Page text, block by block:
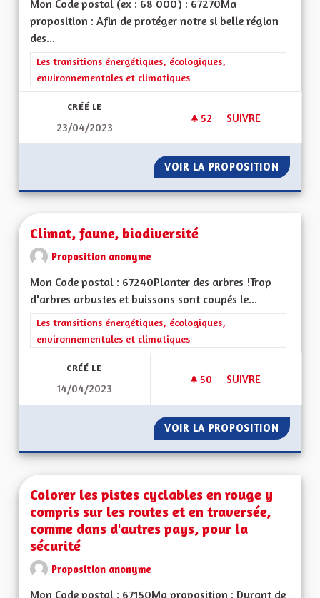
Mon Code postal (ex : 68 000) : 67270Ma
proposition : Afin de protéger notre si belle région
des...
Filtrer les résultats de la catégorie : Les transitions
Les transitions énergétiques, écologiques,
environnementales et climatiques
CRÉÉ LE
23/04/2023
52 52 ABONNÉS
SUIVRE
VOIR LA PROPOSITION
Climat, faune, biodiversité
Proposition anonyme
Mon Code postal : 67240Planter des arbres !Trop
d'arbres arbustes et buissons sont coupés le...
Filtrer les résultats de la catégorie : Les transitions
Les transitions énergétiques, écologiques,
environnementales et climatiques
CRÉÉ LE
14/04/2023
50 50 ABONNÉS
SUIVRE
VOIR LA PROPOSITION
Colorer les pistes cyclables en rouge y
compris sur les routes et en traversée,
comme dans d'autres pays, pour la
sécurité
Proposition anonyme
Mon Code postal : 67150Ma proposition : Durant de